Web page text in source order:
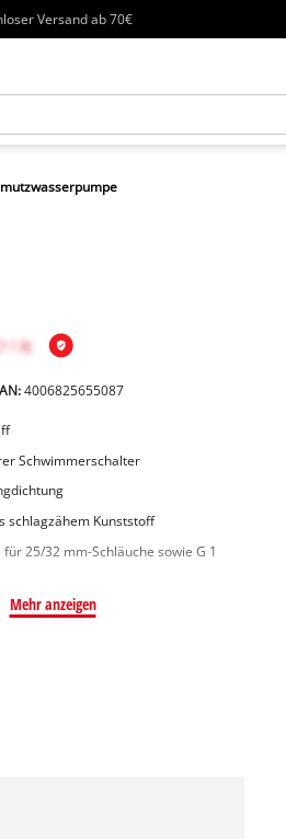
Versand ab 70€
4006825655087
Schwimmerschalter
schlagzähem Kunststoff
25/32 mm-Schläuche sowie G 1
Mehr anzeigen